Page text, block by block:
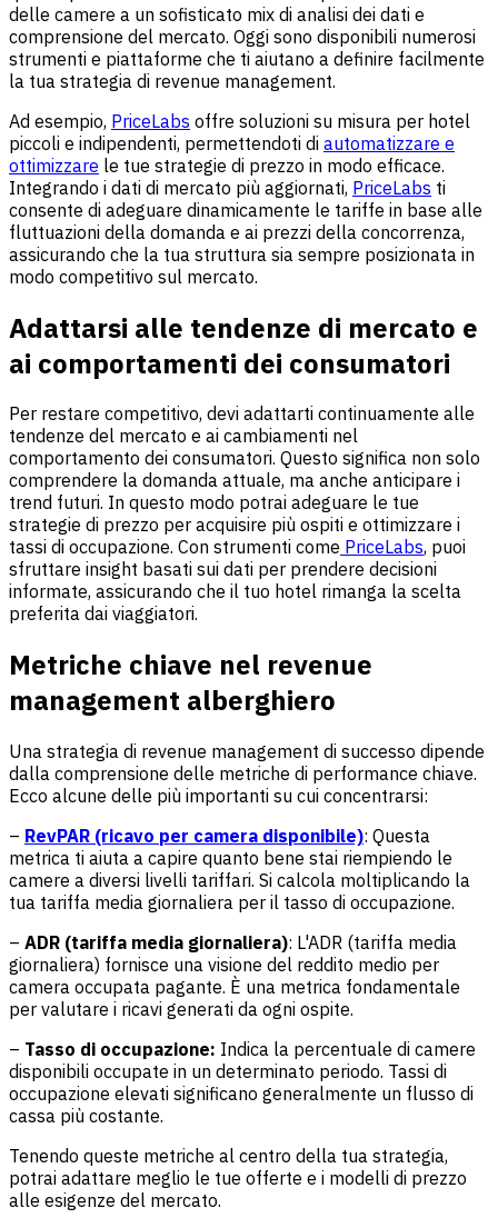
delle camere a un sofisticato mix di analisi dei dati e
comprensione del mercato. Oggi sono disponibili numerosi
strumenti e piattaforme che ti aiutano a definire facilmente
la tua strategia di revenue management.
Ad esempio, PriceLabs offre soluzioni su misura per hotel
piccoli e indipendenti, permettendoti di automatizzare e
ottimizzare le tue strategie di prezzo in modo efficace.
Integrando i dati di mercato più aggiornati, PriceLabs ti
consente di adeguare dinamicamente le tariffe in base alle
fluttuazioni della domanda e ai prezzi della concorrenza,
assicurando che la tua struttura sia sempre posizionata in
modo competitivo sul mercato.
Adattarsi alle tendenze di mercato e
ai comportamenti dei consumatori
Per restare competitivo, devi adattarti continuamente alle
tendenze del mercato e ai cambiamenti nel
comportamento dei consumatori. Questo significa non solo
comprendere la domanda attuale, ma anche anticipare i
trend futuri. In questo modo potrai adeguare le tue
strategie di prezzo per acquisire più ospiti e ottimizzare i
tassi di occupazione. Con strumenti come PriceLabs, puoi
sfruttare insight basati sui dati per prendere decisioni
informate, assicurando che il tuo hotel rimanga la scelta
preferita dai viaggiatori.
Metriche chiave nel revenue
management alberghiero
Una strategia di revenue management di successo dipende
dalla comprensione delle metriche di performance chiave.
Ecco alcune delle più importanti su cui concentrarsi:
– RevPAR (ricavo per camera disponibile): Questa
metrica ti aiuta a capire quanto bene stai riempiendo le
camere a diversi livelli tariffari. Si calcola moltiplicando la
tua tariffa media giornaliera per il tasso di occupazione.
– ADR (tariffa media giornaliera): L'ADR (tariffa media
giornaliera) fornisce una visione del reddito medio per
camera occupata pagante. È una metrica fondamentale
per valutare i ricavi generati da ogni ospite.
– Tasso di occupazione: Indica la percentuale di camere
disponibili occupate in un determinato periodo. Tassi di
occupazione elevati significano generalmente un flusso di
cassa più costante.
Tenendo queste metriche al centro della tua strategia,
potrai adattare meglio le tue offerte e i modelli di prezzo
alle esigenze del mercato.